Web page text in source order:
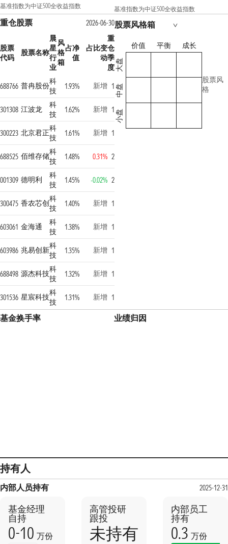
基准指数为中证500全收益指数 基准指数为中证500全收益指数
重仓股票 2026-06-30
股票
代码
股票名称
晨
星
行
业
风
格
箱
占净
值
占比变
动
重
仓
季
度
688766 普冉股份科
技
1.93% 新增 1
301308 江波龙
科
技
1.62% 新增 1
300223 北京君正科
技
1.61% 新增 1
688525 佰维存储科
技
1.48% 0.31% 2
001309 德明利
科
技
1.45% -0.02% 2
300475 香农芯创科
技
1.40% 新增 1
603061 金海通
科
技
1.38% 新增 1
603986 兆易创新科
技
1.35% 新增 1
688498 源杰科技科
技
1.32% 新增 1
301536 星宸科技科
技
1.31% 新增 1
股票风格箱
价值 平衡 成长
大盘
中盘
小盘
股票风
格
基金换手率 业绩归因
持有人
内部人员持有 2025-12-31
基金经理
自持
0-10 万份
高管投研
跟投
未持有
内部员工
持有
0.3 万份